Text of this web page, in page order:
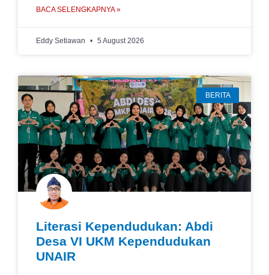
BACA SELENGKAPNYA »
Eddy Setiawan 5 August 2026
BERITA
Literasi Kependudukan: Abdi
Desa VI UKM Kependudukan
UNAIR